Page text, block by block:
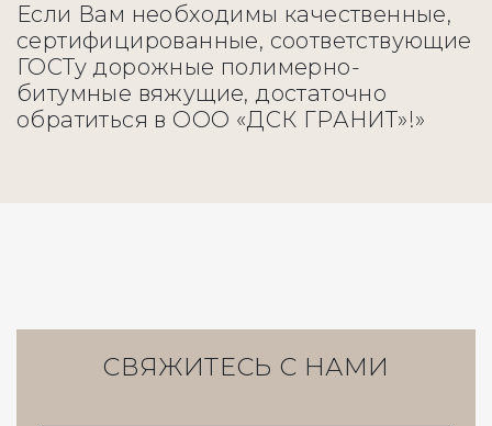
Если Вам необходимы качественные,
сертифицированные, соответствующие
ГОСТу дорожные полимерно-
битумные вяжущие, достаточно
обратиться в ООО «ДСК ГРАНИТ»!»
СВЯЖИТЕСЬ С НАМИ